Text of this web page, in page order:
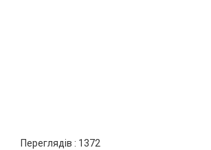
Переглядів : 1372